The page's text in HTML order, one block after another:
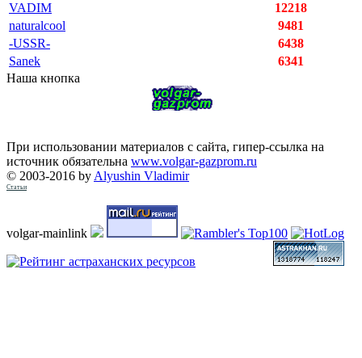
VADIM
12218
naturalcool
9481
-USSR-
6438
Sanek
6341
Наша кнопка
При использовании материалов с сайта, гипер-ссылка на
источник обязательна www.volgar-gazprom.ru
© 2003-2016 by Alyushin Vladimir
Статьи
volgar-mainlink